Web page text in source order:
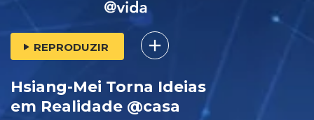
REPRODUZIR
Hsiang-Mei Torna Ideias
em Realidade @casa